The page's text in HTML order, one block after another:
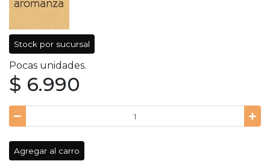
Stock por sucursal
Pocas unidades.
$ 6.990
Agregar al carro